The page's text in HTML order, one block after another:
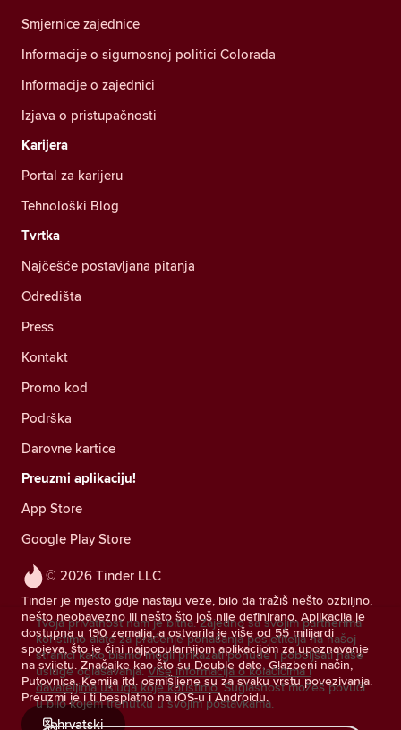
© 2026 Tinder LLC
Tinder je mjesto gdje nastaju veze, bilo da tražiš nešto ozbiljno,
nešto neobavezno ili nešto što još nije definirano. Aplikacija je
dostupna u 190 zemalja, a ostvarila je više od 55 milijardi
spojeva, što je čini najpopularnijom aplikacijom za upoznavanje
na svijetu. Značajke kao što su Double date, Glazbeni način,
Putovnica, Kemija itd. osmišljene su za svaku vrstu povezivanja.
Preuzmi je i ti besplatno na iOS-u i Androidu.
hrvatski
Smjernice zajednice
Informacije o sigurnosnoj politici Colorada
Informacije o zajednici
Izjava o pristupačnosti
Karijera
Portal za karijeru
Tehnološki Blog
Tvrtka
Najčešće postavljana pitanja
Odredišta
Press
Kontakt
Promo kod
Podrška
Darovne kartice
Preuzmi aplikaciju!
App Store
Google Play Store
Tvoja privatnost nam je bitna. Zajedno sa svojim partnerima
koristimo alate za praćenje ponašanja posjetitelja na našoj
stranici kako bismo mogli prikazati ponude i poboljšati naše
usluge oglašavanja. Više informacija o kolačićima i
davateljima usluga koje koristimo. Suglasnost možeš povući
u bilo kojem trenutku u svojim postavkama.